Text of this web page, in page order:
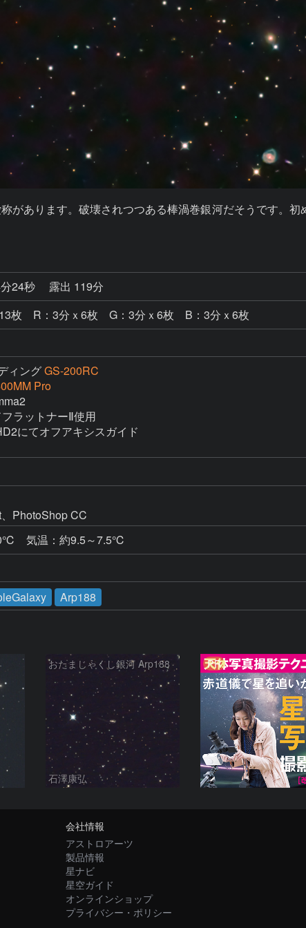
があります。破壊されつつある棒渦巻銀河だそうです。
24秒
露出 119分
13枚 R：3分ｘ6枚 G：3分ｘ6枚 B：3分ｘ6枚
ィングGS-200RC
Pro
ラットナーⅡ使用
にてオフアキシスガイド
PhotoShop CC
Arp188
おたまじゃくし銀河 Arp188
石澤康弘
PR
会社情報
アストロアーツ
製品情報
星ナビ
星空ガイド
オンラインショップ
プライバシー・ポリシー